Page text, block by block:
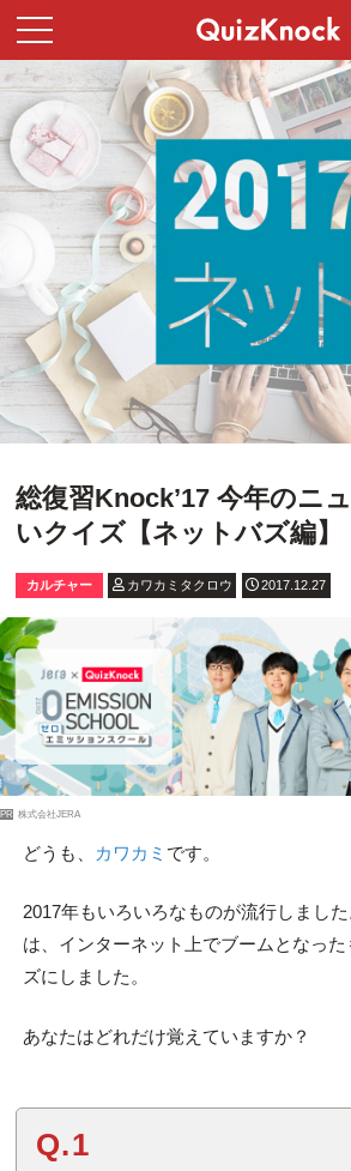
総復習Knock’17 今年のニ
いクイズ【ネットバズ編】
カルチャー カワカミタクロウ 2017.12.27
PR 株式会社JERA
どうも、 カワカミ です。
2017年もいろいろなものが流行しまし
は、インターネット上でブームとなっ
ズにしました。
あなたはどれだけ覚えていますか？
Q.1